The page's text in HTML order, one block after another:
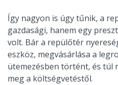
Így nagyon is úgy tűnik, a
gazdasági, hanem egy
volt. Bár a repülőtér
eszköz, megvásárlása a
ütemezésben történt, és túl
meg a költségvetéstől.